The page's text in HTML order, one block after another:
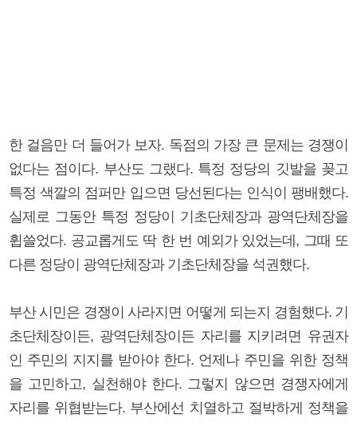
한 걸음만 더 들어가 보자. 독점의 가장 큰 문제는 경쟁이
없다는 점이다. 부산도 그랬다. 특정 정당의 깃발을 꽂고
특정 색깔의 점퍼만 입으면 당선된다는 인식이 팽배했다.
실제로 그동안 특정 정당이 기초단체장과 광역단체장을
휩쓸었다. 공교롭게도 딱 한 번 예외가 있었는데, 그때 또
다른 정당이 광역단체장과 기초단체장을 석권했다.
부산 시민은 경쟁이 사라지면 어떻게 되는지 경험했다. 기
초단체장이든, 광역단체장이든 자리를 지키려면 유권자
인 주민의 지지를 받아야 한다. 언제나 주민을 위한 정책
을 고민하고, 실천해야 한다. 그렇지 않으면 경쟁자에게
자리를 위협받는다. 부산에선 치열하고 절박하게 정책을